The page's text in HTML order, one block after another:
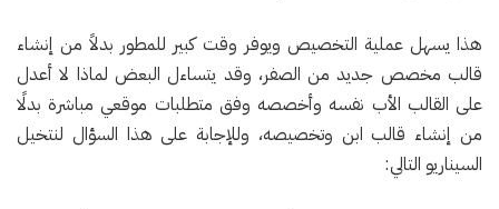
هذا يسهل عملية التخصيص ويوفر وقت كبير للمطور بدلاً من إنشاء
قالب مخصص جديد من الصفر، وقد يتساءل البعض لماذا لا أعدل
على القالب الأب نفسه وأخصصه وفق متطلبات موقعي مباشرة بدلًا
من إنشاء قالب ابن وتخصيصه، وللإجابة على هذا السؤال لنتخيل
السيناريو التالي: